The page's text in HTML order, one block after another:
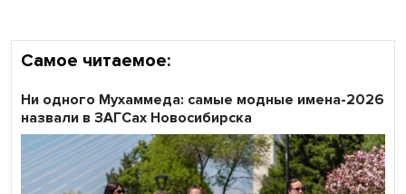
Самое читаемое:
Ни одного Мухаммеда: самые модные имена-2026
назвали в ЗАГСах Новосибирска